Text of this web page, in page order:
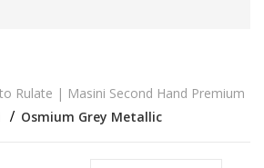
Rulate | Masini Second Hand Premium
Osmium Grey Metallic